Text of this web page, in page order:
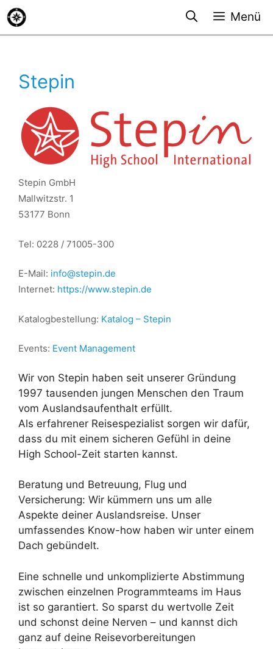
Zum
Inhalt
springen
Menü
Stepin
Stepin GmbH
Mallwitzstr. 1
53177 Bonn
Tel: 0228 / 71005-300
E-Mail: info@stepin.de
Internet: https://www.stepin.de
Katalogbestellung: Katalog – Stepin
Events: Event Management
Wir von Stepin haben seit unserer Gründung
1997 tausenden jungen Menschen den Traum
vom Auslandsaufenthalt erfüllt.
Als erfahrener Reisespezialist sorgen wir dafür,
dass du mit einem sicheren Gefühl in deine
High School-Zeit starten kannst.
Beratung und Betreuung, Flug und
Versicherung: Wir kümmern uns um alle
Aspekte deiner Auslandsreise. Unser
umfassendes Know-how haben wir unter einem
Dach gebündelt.
Eine schnelle und unkomplizierte Abstimmung
zwischen einzelnen Programmteams im Haus
ist so garantiert. So sparst du wertvolle Zeit
und schonst deine Nerven – und kannst dich
ganz auf deine Reisevorbereitungen